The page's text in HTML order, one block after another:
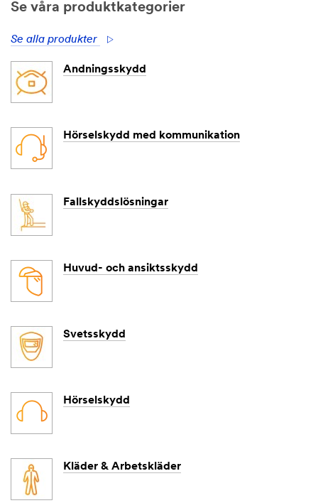
Se våra produktkategorier
Se alla produkter
Andningsskydd
Hörselskydd med kommunikation
Fallskyddslösningar
Huvud- och ansiktsskydd
Svetsskydd
Hörselskydd
Kläder & Arbetskläder